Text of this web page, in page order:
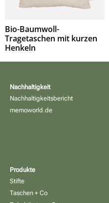
Bio-Baumwoll-
Tragetaschen mit kurzen
Henkeln
Nachhaltigkeit
Nachhaltigkeitsbericht
memoworld.de
Produkte
Stifte
Taschen + Co